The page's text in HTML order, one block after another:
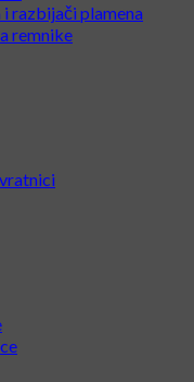
razbijači plamena
remnike